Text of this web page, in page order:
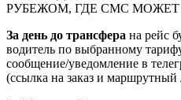
РУБЕЖОМ, ГДЕ СМС
За день до трансфера на рейс
водитель по выбранному
сообщение/уведомление в
(ссылка на заказ и маршрутный